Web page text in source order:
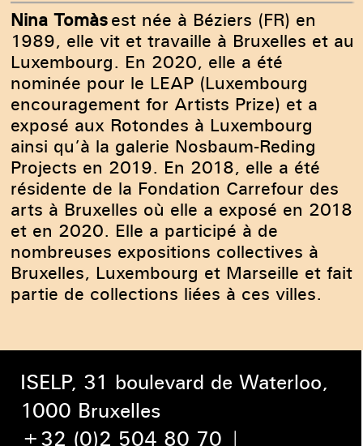
Nina Tomàsest née à Béziers (FR) en
1989, elle vit et travaille à Bruxelles et au
Luxembourg. En 2020, elle a été
nominée pour le LEAP (Luxembourg
encouragement for Artists Prize) et a
exposé aux Rotondes à Luxembourg
ainsi qu’à la galerie Nosbaum-Reding
Projects en 2019. En 2018, elle a été
résidente de la Fondation Carrefour des
arts à Bruxelles où elle a exposé en 2018
et en 2020. Elle a participé à de
nombreuses expositions collectives à
Bruxelles, Luxembourg et Marseille et fait
partie de collections liées à ces villes.
ISELP, 31 boulevard de Waterloo,
1000 Bruxelles
+32 (0)2 504 80 70 |